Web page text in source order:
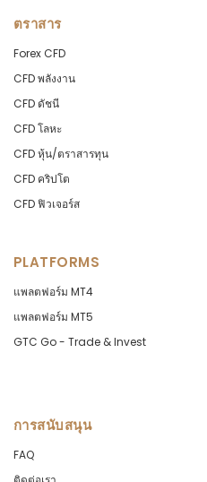
ตราสาร
Forex CFD
CFD พลังงาน
CFD ดัชนี
CFD โลหะ
CFD หุ้น/ตราสารทุน
CFD คริปโต
CFD ฟิวเจอร์ส
PLATFORMS
แพลตฟอร์ม MT4
แพลตฟอร์ม MT5
GTC Go - Trade & Invest
การสนับสนุน
FAQ